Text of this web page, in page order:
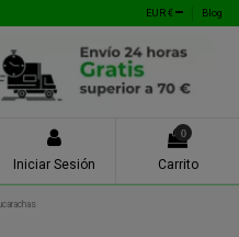
EUR € Blog
Iniciar Sesión
0
Carrito